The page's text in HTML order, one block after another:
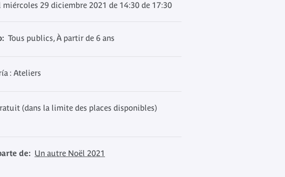
miércoles 29 diciembre 2021 de 14:30 de 17:30
Tous publics, À partir de 6 ans
: Ateliers
(dans la limite des places disponibles)
de: Un autre Noël 2021